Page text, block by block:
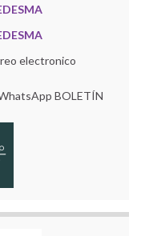
electronico
BOLETÍN